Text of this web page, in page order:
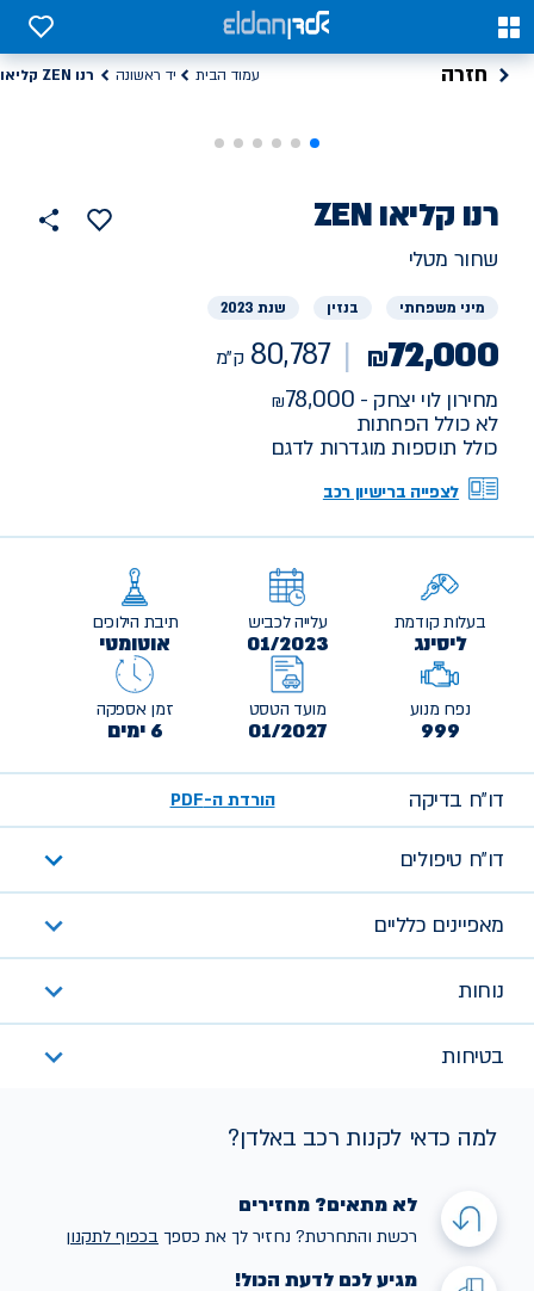
0
0
חזרה עמוד הבית יד ראשונה רנו ZEN קליאו
רכב
יד
רנו ZEN קליאו
הוסף
למועדפים
שחור מטלי
מיני משפחתי בנזין שנת 2023
₪72,000
80,787 ק"מ
מחירון לוי יצחק - 78,000
לא כולל הפחתות
כולל תוספות מוגדרות לדגם
לצפייה ברישיון רכב
בעלות קודמת
ליסינג
עלייה לכביש
01/2023
תיבת הילוכים
אוטומטי
נפח מנוע
999
מועד הטסט
01/2027
זמן אספקה
6 ימים
דו״ח בדיקה הורדת ה-PDF
דו״ח טיפולים
מאפיינים כלליים
נוחות
בטיחות
למה כדאי לקנות רכב באלדן?
לא מתאים? מחזירים
רכשת והתחרטת? נחזיר לך את כספך בכפוף לתקנון
מגיע לכם לדעת הכול!